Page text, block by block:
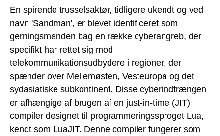
En spirende trusselsaktør, tidligere ukendt og ved
navn 'Sandman', er blevet identificeret som
gerningsmanden bag en række cyberangreb, der
specifikt har rettet sig mod
telekommunikationsudbydere i regioner, der
spænder over Mellemøsten, Vesteuropa og det
sydasiatiske subkontinent. Disse cyberindtrængen
er afhængige af brugen af en just-in-time (JIT)
compiler designet til programmeringssproget Lua,
kendt som LuaJIT. Denne compiler fungerer som